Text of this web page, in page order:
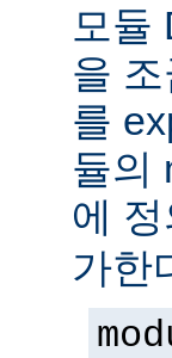
모듈
을
를
듈의
에
가한